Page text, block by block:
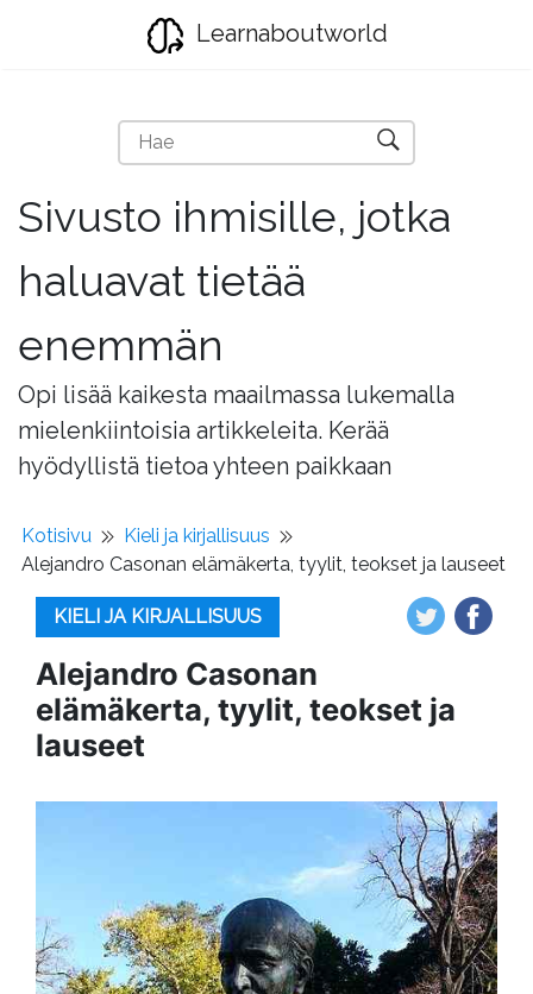
Learnaboutworld
Sivusto ihmisille, jotka
haluavat tietää
enemmän
Opi lisää kaikesta maailmassa lukemalla
mielenkiintoisia artikkeleita. Kerää
hyödyllistä tietoa yhteen paikkaan
Kotisivu
Kieli ja kirjallisuus
Alejandro Casonan elämäkerta, tyylit, teokset ja lauseet
KIELI JA KIRJALLISUUS
Alejandro Casonan
elämäkerta, tyylit, teokset ja
lauseet